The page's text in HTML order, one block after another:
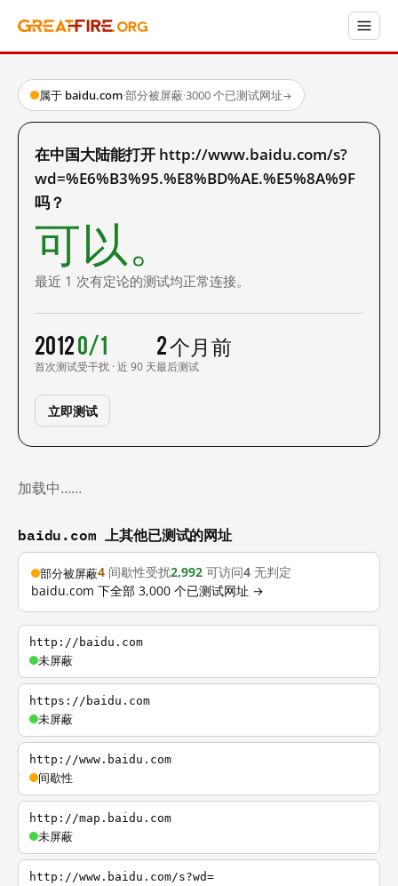
属于 baidu.com·部分被屏蔽·3000 个已测试网址→
在中国大陆能打开 http://www.baidu.com/s?
wd=%E6%B3%95.%E8%BD%AE.%E5%8A%9F
吗？
可以。
最近 1 次有定论的测试均正常连接。
2012
首次测试
0/1
受干扰 · 近 90 天
2 个月前
最后测试
立即测试
加载中……
baidu.com 上其他已测试的网址
部分被屏蔽4 间歇性受扰2,992 可访问4 无判定
baidu.com 下全部 3,000 个已测试网址 →
http://baidu.com
未屏蔽
https://baidu.com
未屏蔽
http://www.baidu.com
间歇性
http://map.baidu.com
未屏蔽
http://www.baidu.com/s?wd=